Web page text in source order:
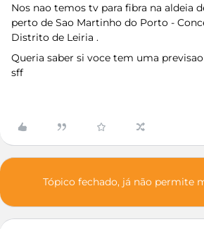
Nos nao temos tv para fibra na aldeia
perto de Sao Martinho do Porto -
Distrito de Leiria .
Queria saber si voce tem uma
sff
Tópico fechado, já não permite